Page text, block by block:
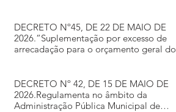
Funcionam
DECRETO Nº45, DE 22 DE MAIO DE
2026.“Suplementação por excesso de
arrecadação para o orçamento geral do
DECRETO Nº 42, DE 15 DE MAIO DE
2026.Regulamenta no âmbito da
Administração Pública Municipal de